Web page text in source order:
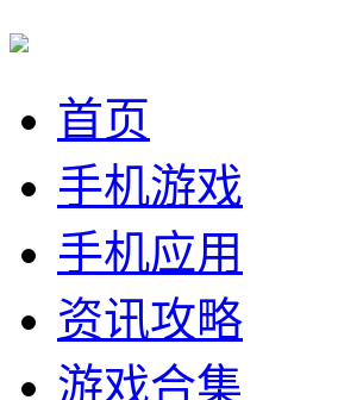
首页
手机游戏
手机应用
资讯攻略
游戏合集